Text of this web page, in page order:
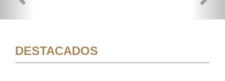
DESTACADOS